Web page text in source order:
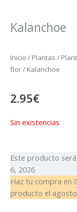
Kalanchoe
Inicio / Plantas /
flor/ Kalanchoe
2.95€
Sin existencias
Este producto
6, 2026
Haz tu compra en
producto el